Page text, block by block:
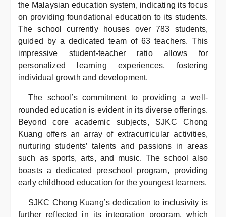
the Malaysian education system, indicating its focus
on providing foundational education to its students.
The school currently houses over 783 students,
guided by a dedicated team of 63 teachers. This
impressive student-teacher ratio allows for
personalized learning experiences, fostering
individual growth and development.
The school’s commitment to providing a well-
rounded education is evident in its diverse offerings.
Beyond core academic subjects, SJKC Chong
Kuang offers an array of extracurricular activities,
nurturing students’ talents and passions in areas
such as sports, arts, and music. The school also
boasts a dedicated preschool program, providing
early childhood education for the youngest learners.
SJKC Chong Kuang’s dedication to inclusivity is
further reflected in its integration program, which